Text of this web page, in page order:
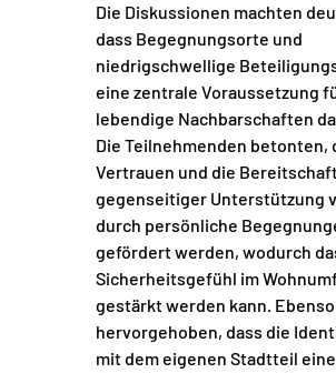
Die Diskussionen machten
dass Begegnungsorte und
niedrigschwellige
eine zentrale Voraussetzung
lebendige Nachbarschaften
Die Teilnehmenden betonten,
Vertrauen und die
gegenseitiger Unterstützung
durch persönliche
gefördert werden, wodurch
Sicherheitsgefühl im
gestärkt werden kann.
hervorgehoben, dass die
mit dem eigenen Stadtteil eine